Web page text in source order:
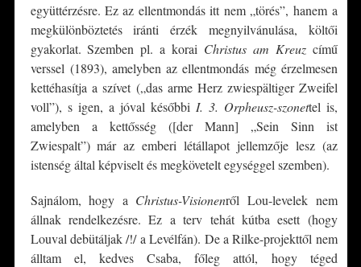
együttérzésre. Ez az ellentmondás itt nem „törés”, hanem a
megkülönböztetés iránti érzék megnyilvánulása, költői
gyakorlat. Szemben pl. a korai Christus am Kreuzcímű
verssel (1893), amelyben az ellentmondás még érzelmesen
kettéhasítja a szívet („das arme Herz zwiespältiger Zweifel
voll”), s igen, a jóval későbbi I. 3. Orpheusz-szonettel is,
amelyben a kettősség ([der Mann] „Sein Sinn ist
Zwiespalt”) már az emberi létállapot jellemzője lesz (az
istenség által képviselt és megkövetelt egységgel szemben).
Sajnálom, hogy a Christus-Visionenről Lou-levelek nem
állnak rendelkezésre. Ez a terv tehát kútba esett (hogy
Louval debütáljak /!/ a Levélfán). De a Rilke-projekttől nem
álltam el, kedves Csaba, főleg attól, hogy téged